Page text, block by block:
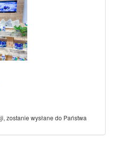
zostanie wysłane do Państwa